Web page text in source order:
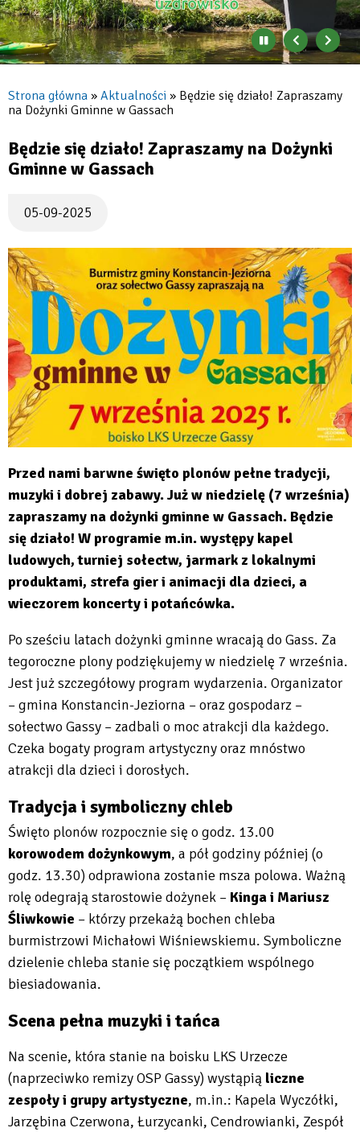
Zatrzymaj
automatyczne
się
banerów
Poprzedni
bannerbaner
Ścieżka
Strona główna Aktualności
Będzie się działo! Zapraszamy
na Dożynki Gminne w Gassach
Będzie się działo! Zapraszamy na Dożynki
Gminne w Gassach
05-09-2025
Przed nami barwne święto plonów pełne tradycji,
muzyki i dobrej zabawy. Już w niedzielę (7 września)
zapraszamy na dożynki gminne w Gassach. Będzie
się działo! W programie m.in. występy kapel
ludowych, turniej sołectw, jarmark z lokalnymi
produktami, strefa gier i animacji dla dzieci, a
wieczorem koncerty i potańcówka.
Po sześciu latach dożynki gminne wracają do Gass. Za
tegoroczne plony podziękujemy w niedzielę 7 września.
Jest już szczegółowy program wydarzenia. Organizator
– gmina Konstancin-Jeziorna – oraz gospodarz –
sołectwo Gassy – zadbali o moc atrakcji dla każdego.
Czeka bogaty program artystyczny oraz mnóstwo
atrakcji dla dzieci i dorosłych.
Tradycja i symboliczny chleb
Święto plonów rozpocznie się o godz. 13.00
korowodem dożynkowym, a pół godziny później (o
godz. 13.30) odprawiona zostanie msza polowa. Ważną
rolę odegrają starostowie dożynek – Kinga i Mariusz
Śliwkowie – którzy przekażą bochen chleba
burmistrzowi Michałowi Wiśniewskiemu. Symboliczne
dzielenie chleba stanie się początkiem wspólnego
biesiadowania.
Scena pełna muzyki i tańca
Na scenie, która stanie na boisku LKS Urzecze
(naprzeciwko remizy OSP Gassy) wystąpią liczne
zespoły i grupy artystyczne, m.in.: Kapela Wyczółki,
Jarzębina Czerwona, Łurzycanki, Cendrowianki, Zespół